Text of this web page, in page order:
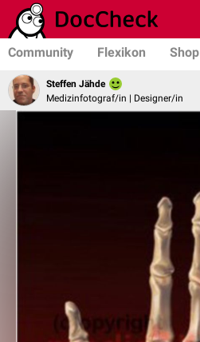
Community Flexikon Shop
Steffen Jähde
Medizinfotograf/in | Designer/in